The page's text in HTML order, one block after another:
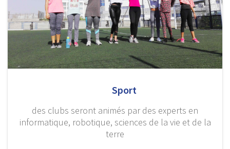
Sport
des clubs seront animés par des experts en
informatique, robotique, sciences de la vie et de la
terre